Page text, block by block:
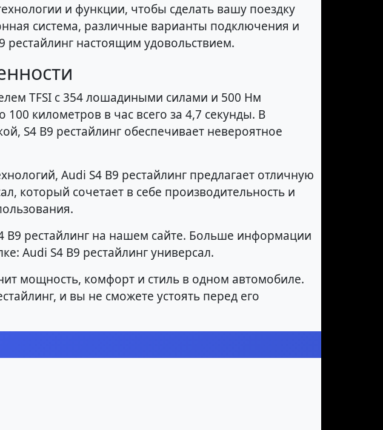
и функции, чтобы сделать вашу поездку
система, различные варианты подключения и
рестайлинг настоящим удовольствием.
TFSI с 354 лошадиными силами и 500 Нм
километров в час всего за 4,7 секунды. В
S4 B9 рестайлинг обеспечивает невероятное
Audi S4 B9 рестайлинг предлагает отличную
который сочетает в себе производительность и
рестайлинг на нашем сайте. Больше информации
Audi S4 B9 рестайлинг универсал.
мощность, комфорт и стиль в одном автомобиле.
и вы не сможете устоять перед его